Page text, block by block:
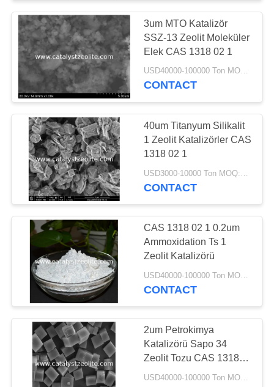
3um MTO Katalizör
SSZ-13 Zeolit ​​Moleküler
Elek CAS 1318 02 1
USD40000-100000 Ton MOQ:1 kg
CONTACT
40um Titanyum Silikalit
1 Zeolit ​​Katalizörler CAS
1318 02 1
CONTACT
CAS 1318 02 1 0.2um
Ammoxidation Ts 1
Zeolit ​​Katalizörü
USD40000-100000 Ton MOQ:1 kg
CONTACT
2um Petrokimya
Katalizörü Sapo 34
Zeolit ​​Tozu CAS 1318
02 1
USD40000-100000 Ton MOQ:1 kg